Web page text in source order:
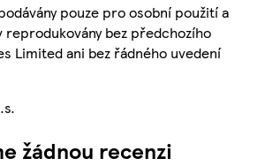
pouze pro osobní použití a
reprodukovány bez předchozího
Limited ani bez řádného uvedení
žádnou recenzi